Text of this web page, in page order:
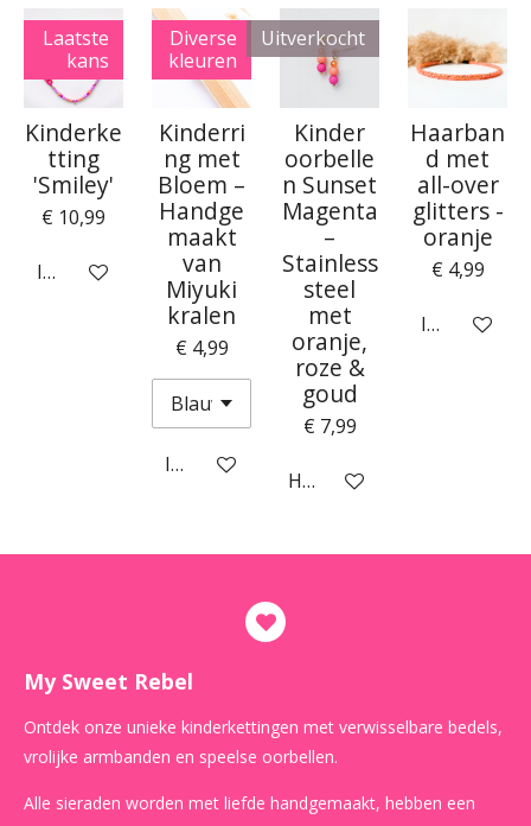
Laatste
kans
Kinderke
tting
'Smiley'
€ 10,99
In winkelwagen
Diverse
kleuren
Kinderri
ng met
Bloem –
Handge
maakt
van
Miyuki
kralen
€ 4,99
In winkelwagen
Uitverkocht
Kinder
oorbelle
n Sunset
Magenta
–
Stainless
steel
met
oranje,
roze &
goud
€ 7,99
Houd mij op de hoogte
Haarban
d met
all-over
glitters -
oranje
€ 4,99
In
My Sweet Rebel
Ontdek onze unieke kinderkettingen met verwisselbare bedels,
vrolijke armbanden en speelse oorbellen.
Alle sieraden worden met liefde handgemaakt, hebben een